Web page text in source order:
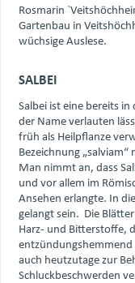
Rosmarin
Gartenbau in
wüchsige Auslese.
SALBEI
Salbei ist eine bereits
der Name verlauten
früh als Heilpflanze
Bezeichnung
Man nimmt an, dass
und vor allem im
Ansehen erlangte. In
gelangt sein. Die
Harz- und Bitterstoffe,
entzündungshemmend
auch heutzutage zur
Schluckbeschwerden